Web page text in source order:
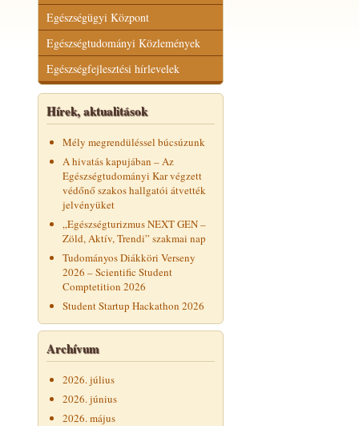
Egészségügyi Központ
Egészségtudományi Közlemények
Egészségfejlesztési hírlevelek
Hírek, aktualitások
Mély megrendüléssel búcsúzunk
A hivatás kapujában – Az
Egészségtudományi Kar végzett
védőnő szakos hallgatói átvették
jelvényüket
„Egészségturizmus NEXT GEN –
Zöld, Aktív, Trendi” szakmai nap
Tudományos Diákköri Verseny
2026 – Scientific Student
Comptetition 2026
Student Startup Hackathon 2026
Archívum
2026. július
2026. június
2026. május